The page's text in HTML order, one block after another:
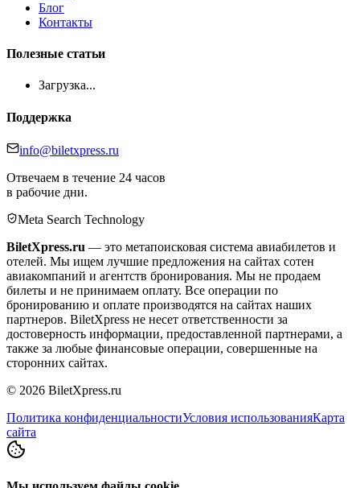
Блог
Контакты
Полезные статьи
Загрузка...
Поддержка
info@biletxpress.ru
Отвечаем в течение 24 часов
в рабочие дни.
Meta Search Technology
BiletXpress.ru — это метапоисковая система авиабилетов и
отелей. Мы ищем лучшие предложения на сайтах сотен
авиакомпаний и агентств бронирования. Мы не продаем
билеты и не принимаем оплату. Все операции по
бронированию и оплате производятся на сайтах наших
партнеров. BiletXpress не несет ответственности за
достоверность информации, предоставленной партнерами, а
также за любые финансовые операции, совершенные на
сторонних сайтах.
© 2026 BiletXpress.ru
Политика конфиденциальностиУсловия использованияКарта
сайта